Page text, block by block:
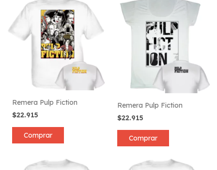
Remera Pulp Fiction
$22.915
Comprar
Remera Pulp Fiction
$22.915
Comprar